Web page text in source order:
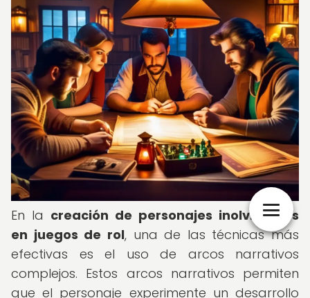
En la creación de personajes inolvidables
en juegos de rol, una de las técnicas más
efectivas es el uso de arcos narrativos
complejos. Estos arcos narrativos permiten
que el personaje experimente un desarrollo